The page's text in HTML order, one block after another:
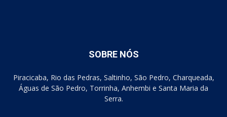
SOBRE NÓS
Piracicaba, Rio das Pedras, Saltinho, São Pedro, Charqueada,
Águas de São Pedro, Torrinha, Anhembi e Santa Maria da
Serra.